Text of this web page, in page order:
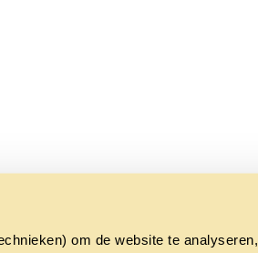
om de website te analyseren,